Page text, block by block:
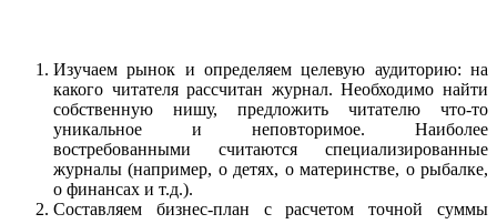
Изучаем рынок и определяем целевую аудиторию: на
какого читателя рассчитан журнал. Необходимо найти
собственную нишу, предложить читателю что-то
уникальное и неповторимое. Наиболее
востребованными считаются специализированные
журналы (например, о детях, о материнстве, о рыбалке,
о финансах и т.д.).
Составляем бизнес-план с расчетом точной суммы